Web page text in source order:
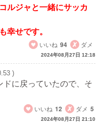
ルジャと一緒にサッカ
幸せです。
いいね 94 ダメ
2024年08月27日 12:18
)
ドに戻っていたので、そ
いいね 12 ダメ 5
2024年08月27日 21:10